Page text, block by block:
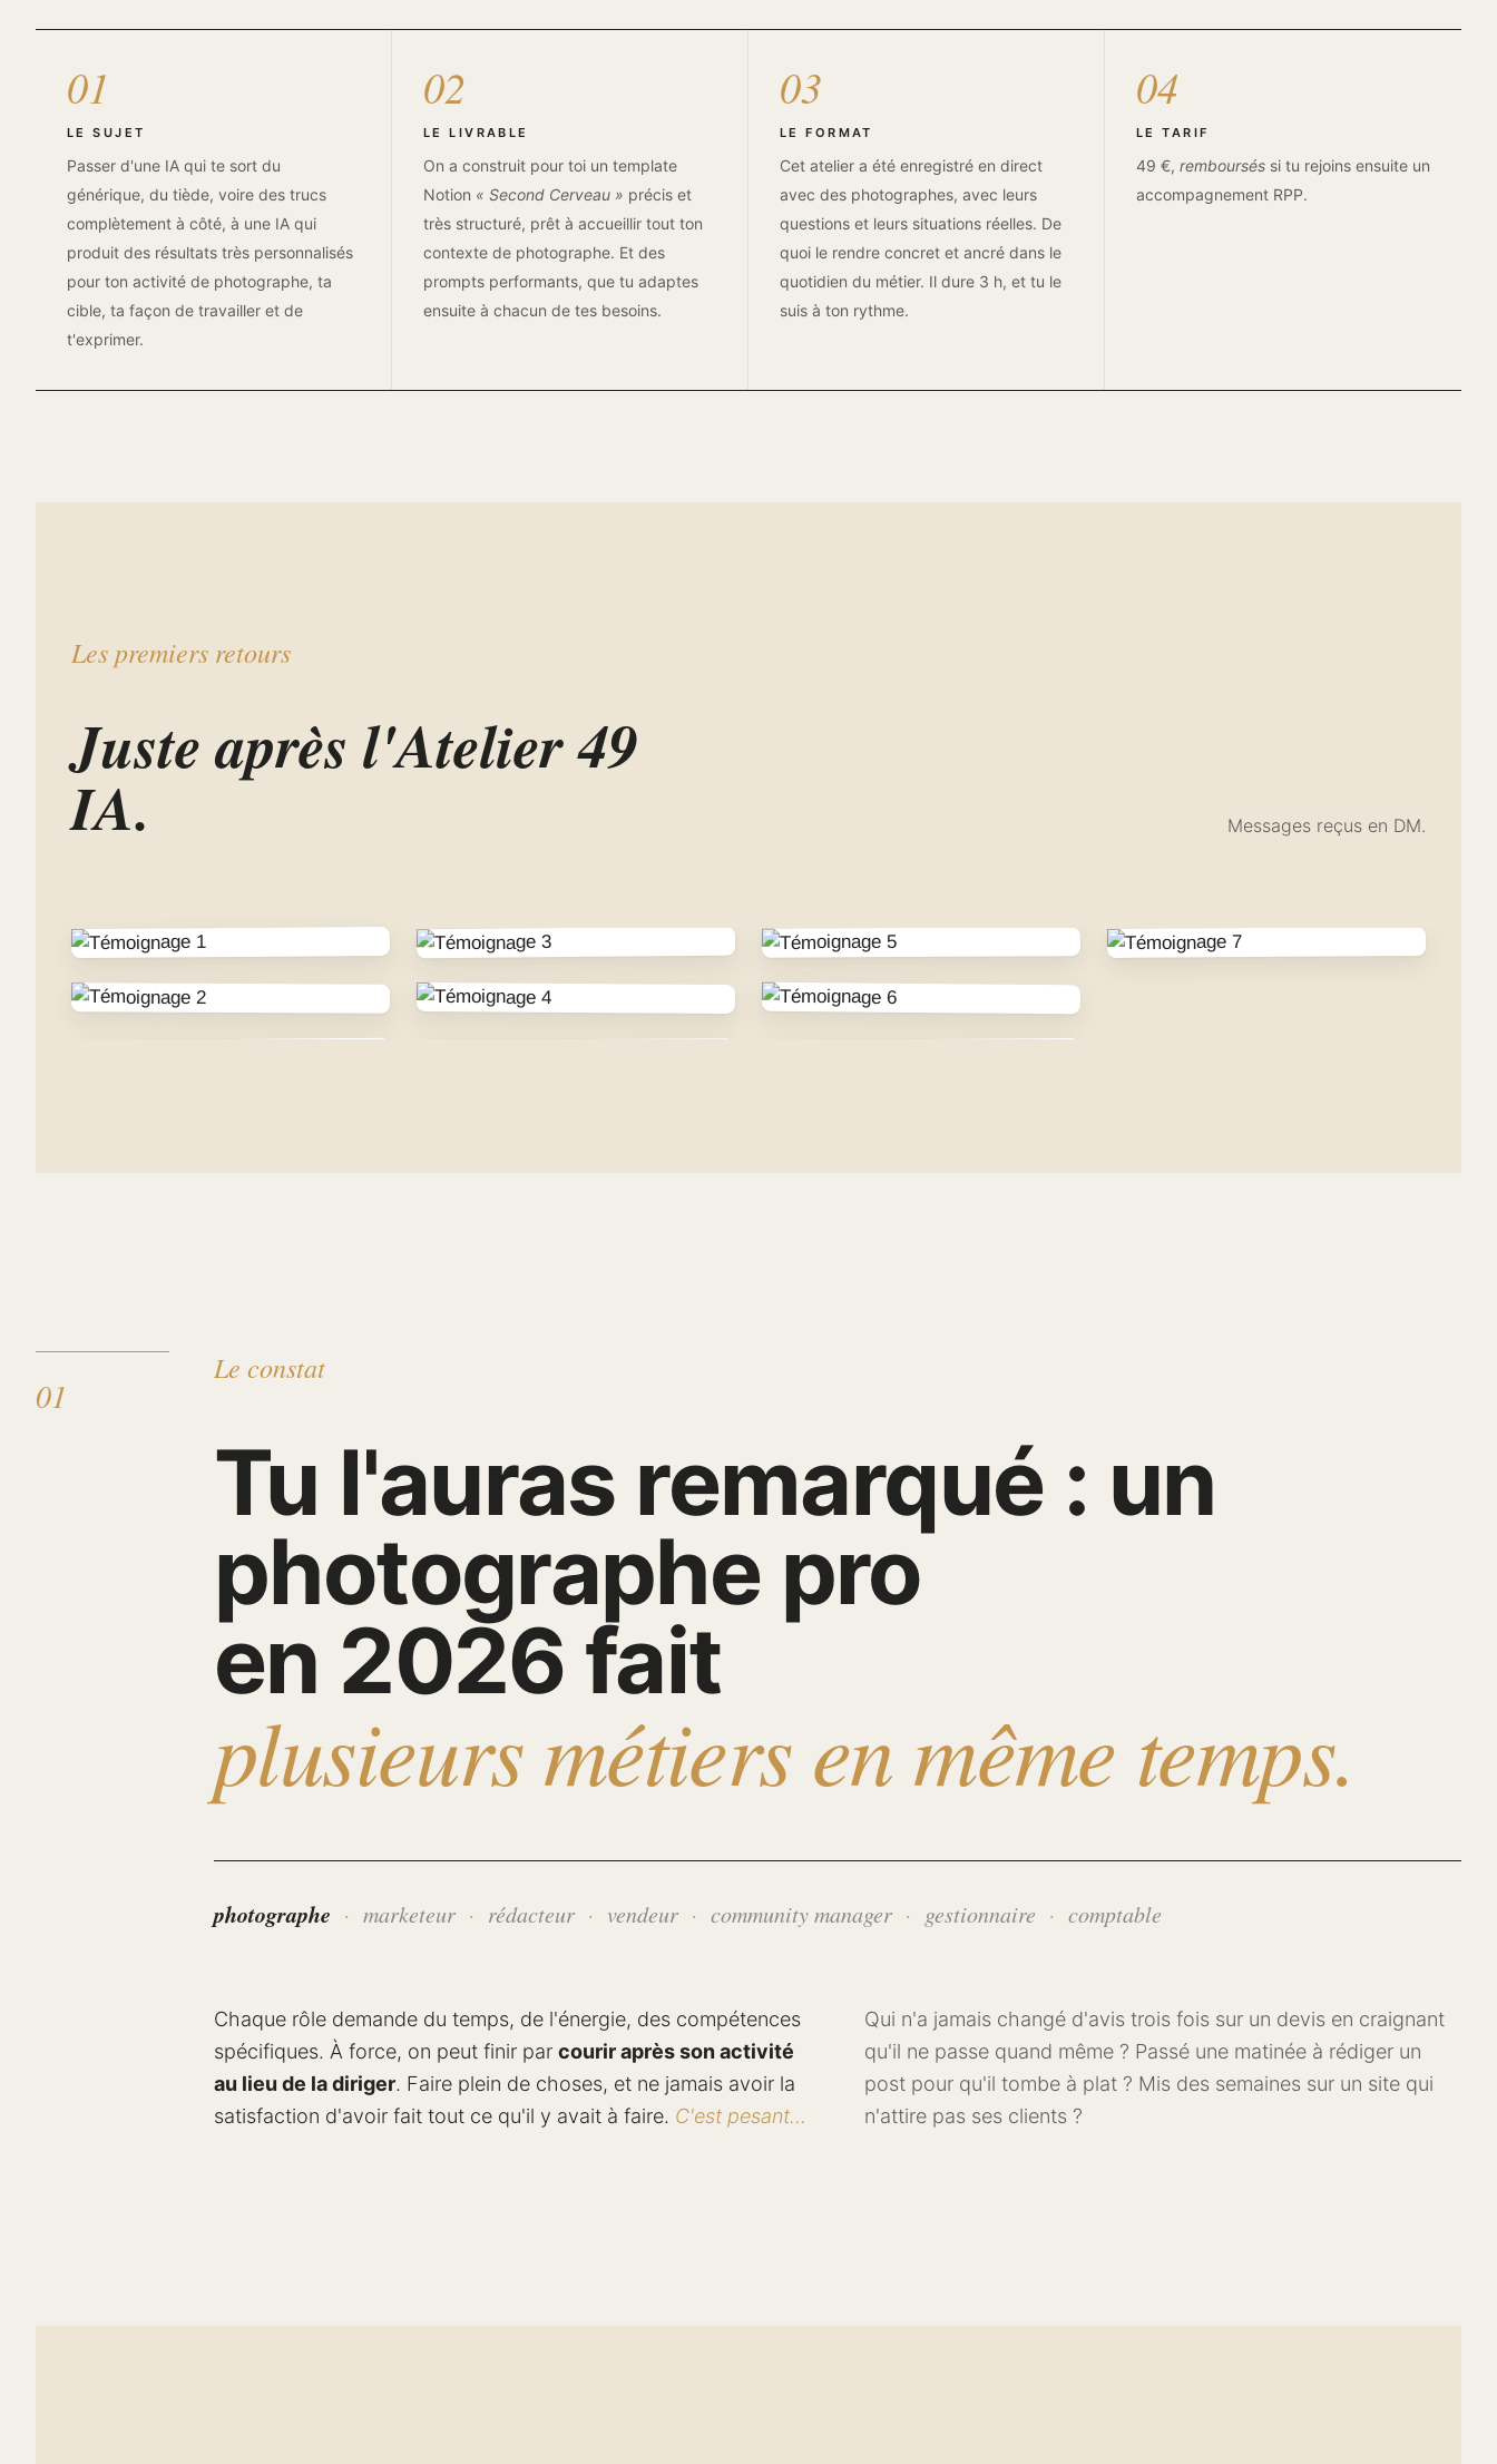
01
LE SUJET
Passer d'une IA qui te sort du
générique, du tiède, voire des trucs
complètement à côté, à une IA qui
produit des résultats très personnalisés
pour ton activité de photographe, ta
cible, ta façon de travailler et de
t'exprimer.
02
LE LIVRABLE
On a construit pour toi un template
Notion « Second Cerveau » précis et
très structuré, prêt à accueillir tout ton
contexte de photographe. Et des
prompts performants, que tu adaptes
ensuite à chacun de tes besoins.
03
LE FORMAT
Cet atelier a été enregistré en direct
avec des photographes, avec leurs
questions et leurs situations réelles. De
quoi le rendre concret et ancré dans le
quotidien du métier. Il dure 3 h, et tu le
suis à ton rythme.
04
LE TARIF
49 €, remboursés si tu rejoins ensuite un
accompagnement RPP.
Les premiers retours
Juste après l'Atelier 49
IA. Messages reçus en DM.
01
Le constat
Tu l'auras remarqué : un
photographe pro
en 2026 fait
plusieurs métiers en même temps.
photographe · marketeur · rédacteur · vendeur · community manager · gestionnaire · comptable
Chaque rôle demande du temps, de l'énergie, des compétences
spécifiques. À force, on peut finir par courir après son activité
au lieu de la diriger. Faire plein de choses, et ne jamais avoir la
satisfaction d'avoir fait tout ce qu'il y avait à faire. C'est pesant...
Qui n'a jamais changé d'avis trois fois sur un devis en craignant
qu'il ne passe quand même ? Passé une matinée à rédiger un
post pour qu'il tombe à plat ? Mis des semaines sur un site qui
n'attire pas ses clients ?